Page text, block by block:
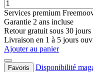
Services premium
Garantie 2 ans incluse
Retour gratuit sous 30 jours
Livraison en 1 à 5 jours
Ajouter au panier
Favoris
Disponibilité